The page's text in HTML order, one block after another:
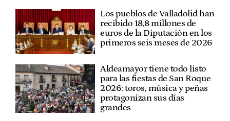
Los pueblos de Valladolid han
recibido 18,8 millones de
euros de la Diputación en los
primeros seis meses de 2026
Aldeamayor tiene todo listo
para las fiestas de San Roque
2026: toros, música y peñas
protagonizan sus días
grandes